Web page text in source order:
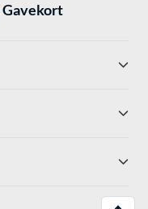
Gavekort